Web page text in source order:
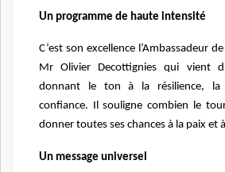
Un programme de haute intensité
C’est son excellence l’Ambassadeur
Mr Olivier Decottignies qui vient
donnant le ton à la résilience, la
confiance. Il souligne combien le
donner toutes ses chances à la paix et
Un message universel